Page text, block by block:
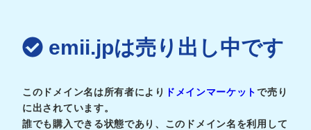
emii.jpは売り出し中です
このドメイン名は所有者により ドメインマーケットで売り
に出されています。
誰でも購入できる状態であり、このドメイン名を利用して